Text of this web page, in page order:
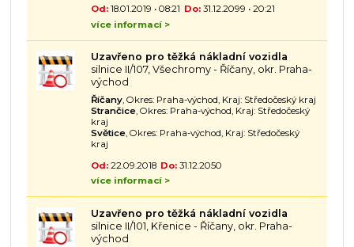
Od:18.01.2019 • 08:21 Do: 31.12.2099 • 20:21
více informací >
Uzavřeno pro těžká nákladní vozidla
silnice II/107, Všechromy - Říčany, okr. Praha-
východ
Říčany, Okres: Praha-východ, Kraj: Středočeský kraj
Strančice, Okres: Praha-východ, Kraj: Středočeský
kraj
Světice, Okres: Praha-východ, Kraj: Středočeský
kraj
Od:22.09.2018 Do: 31.12.2050
více informací >
Uzavřeno pro těžká nákladní vozidla
silnice II/101, Křenice - Říčany, okr. Praha-
východ